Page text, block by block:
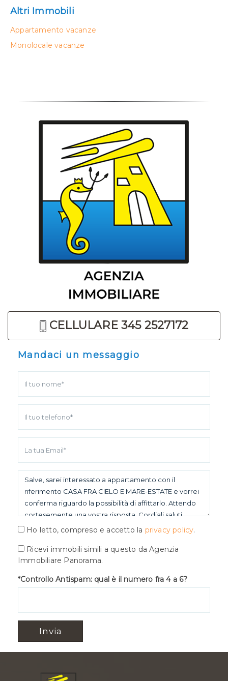
Altri Immobili
Appartamento vacanze
Monolocale vacanze
CELLULARE 345 2527172
Mandaci un messaggio
Ho letto, compreso e accetto la privacy policy.
Ricevi immobili simili a questo da Agenzia
Immobiliare Panorama.
*Controllo Antispam: qual è il numero fra 4 a 6?
Invia